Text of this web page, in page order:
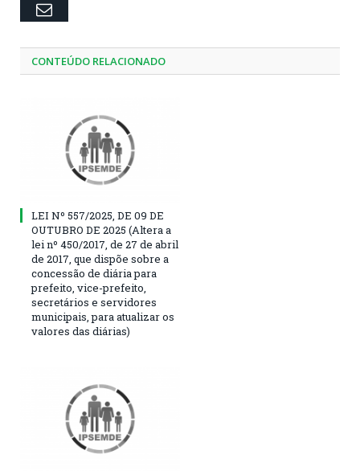
Email
CONTEÚDO RELACIONADO
LEI Nº 557/2025, DE 09 DE
OUTUBRO DE 2025 (Altera a
lei nº 450/2017, de 27 de abril
de 2017, que dispõe sobre a
concessão de diária para
prefeito, vice-prefeito,
secretários e servidores
municipais, para atualizar os
valores das diárias)